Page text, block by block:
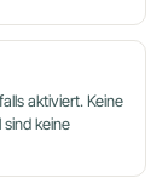
988aktiviert. Keine
keine